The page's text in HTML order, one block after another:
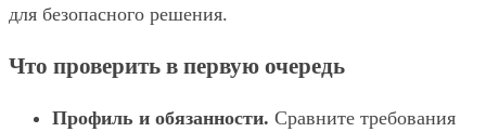
для безопасного решения.
Что проверить в первую очередь
Профиль и обязанности. Сравните требования